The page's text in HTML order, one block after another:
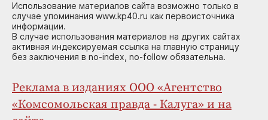
Использование материалов сайта возможно только в
случае упоминания www.kp40.ru как первоисточника
информации.
В случае использования материалов на других сайтах
активная индексируемая ссылка на главную страницу
без заключения в no-index, no-follow обязательна.
Реклама в изданиях ООО «Агентство
«Комсомольская правда - Калуга» и на